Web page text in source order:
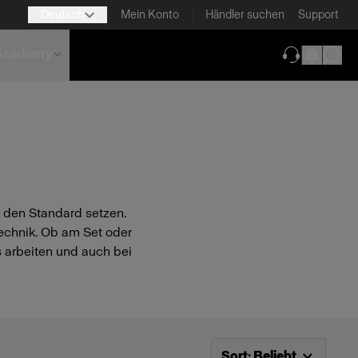
Mein Konto Händler suchen Support
Standard setzen.
Ob am Set oder
arbeiten und auch bei
Jetzt sortieren nach